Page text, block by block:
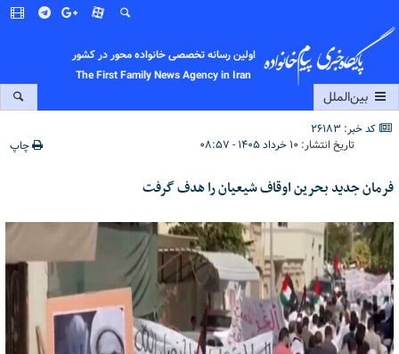
اولین رسانه تخصصی خانواده محور در کشور
The First Family News Agency in Iran
بین‌الملل
کد خبر: 26183
تاریخ انتشار: ۱۰ خرداد ۱۴۰۵ - ۰۸:۵۷ چاپ
فرمان جدید بحرین اوقاف شیعیان را هدف گرفت